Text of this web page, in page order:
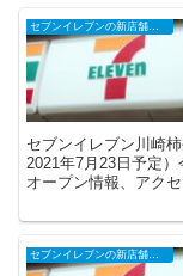
セブンイレブンの新店舗開店予定・オープンセール（福袋）、クーポンなど
セブンイレブン川崎
2021年7月23日予定
オープン情報、アク